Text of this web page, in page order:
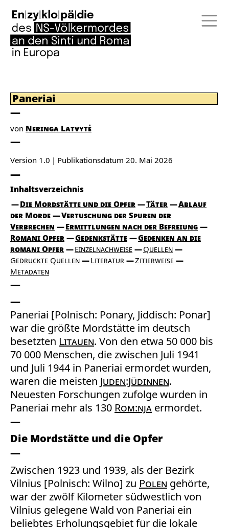
Paneriai
von Neringa Latvytė
Version 1.0 Publikationsdatum 20. Mai 2026
Inhaltsverzeichnis
Die Mordstätte und die Opfer
Täter
Ablauf
der Morde
Vertuschung der Spuren der
Verbrechen
Ermittlungen nach der Befreiung
Romani Opfer
Gedenkstätte
Gedenken an die
romani Opfer
Einzelnachweise
Quellen
Gedruckte Quellen
Literatur
Zitierweise
Metadaten
Paneriai [Polnisch: Ponary, Jiddisch: Ponar]
war die größte Mordstätte im deutsch
besetzten Litauen. Von den etwa 50 000 bis
70 000 Menschen, die zwischen Juli 1941
und Juli 1944 in Paneriai ermordet wurden,
waren die meisten Juden:Jüdinnen.
Neuesten Forschungen zufolge wurden in
Paneriai mehr als 130 Rom:nja ermordet.
Die Mordstätte und die Opfer
Zwischen 1923 und 1939, als der Bezirk
Vilnius [Polnisch: Wilno] zu Polen gehörte,
war der zwölf Kilometer südwestlich von
Vilnius gelegene Wald von Paneriai ein
beliebtes Erholungsgebiet für die lokale